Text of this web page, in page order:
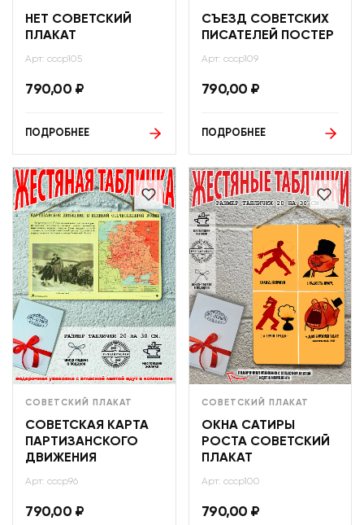
НЕТ СОВЕТСКИЙ
ПЛАКАТ
Арт: ссср105
790,00 ₽
ПОДРОБНЕЕ
СЪЕЗД СОВЕТСКИХ
ПИСАТЕЛЕЙ ПОСТЕР
Арт: ссср109
790,00 ₽
ПОДРОБНЕЕ
СОВЕТСКИЙ ПЛАКАТ
СОВЕТСКАЯ КАРТА
ПАРТИЗАНСКОГО
ДВИЖЕНИЯ
Арт: ссср96
790,00 ₽
СОВЕТСКИЙ ПЛАКАТ
ОКНА САТИРЫ
РОСТА СОВЕТСКИЙ
ПЛАКАТ
Арт: ссср100
790,00 ₽